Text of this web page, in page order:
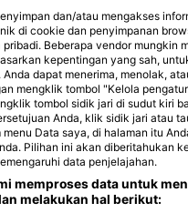
Kroasia
diving RABAC,
d.o.o.
Maslinica 3, 52221
terdekat
dan/atau mengakses
di cookie dan penyimpanan
Beberapa vendor mungkin
kepentingan yang sah,
dapat menerima, menolak,
mengklik tombol "Kelola
tombol sidik jari di sudut kiri
Anda, klik sidik jari atau
Data saya, di halaman itu
Pilihan ini akan diberitahukan
data penjelajahan.
memproses data untuk
melakukan hal berikut: